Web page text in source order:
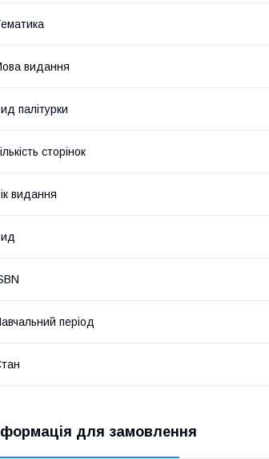
видання
палітурки
сторінок
видання
період
для замовлення